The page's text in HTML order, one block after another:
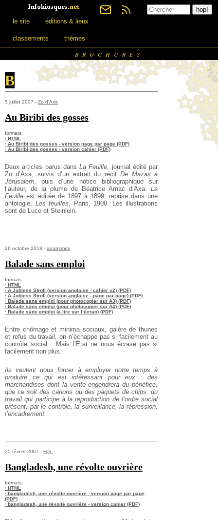
le site éditions & lieux
classements thèmes
BROCHURES
B
5 juillet 2007 - Zo d’Axa
Au Biribi des gosses
formats:
· HTML
· Au Biribi des gosses - version page par page (PDF)
· Au Biribi des gosses - version cahier (PDF)
Deux articles parus dans La Feuille, journal édité par
Zo d’Axa, suivis d’un extrait du récitDe Mazas à
Jérusalem, puis d’une notice bibliographique sur
l’auteur, de la plume de Béatrice Arnac d’Axa. La
Feuille est éditée de 1897 à 1899, reprise dans une
antologie, Les feuilles, Paris, 1900. Les illustrations
sont de Luce et Steinlein.
26 octobre 2018 - anonymes
Balade sans emploi
formats:
· HTML
· A Jobless Stroll (version anglaise - cahier x2) (PDF)
· A Jobless Stroll (version anglaise - page par page) (PDF)
· Balade sans emploi (pour photocopier sur A3) (PDF)
· Balade sans emploi (pour photocopier sur A4) (PDF)
· Balade sans emploi (à lire sur l’écran) (PDF)
Entre chômage et minima sociaux, galère de thunes
et refus du travail, on n’échappe pas si facilement au
contrôle social... Mais l’État ne nous écrase pas si
facilement non plus.
Ils veulent nous forcer à employer notre temps à
produire ce qui est intéressant pour eux : des
marchandises dont la vente engendrera du bénéfice,
que ce soit des canons ou des paquets de chips, du
travail qui participe à la reproduction de l’ordre social
présent, par le contrôle, la surveillance, la répression,
l’encadrement.
25 février 2007 - H.S.
Bangladesh, une révolte ouvrière
formats:
· HTML
· bangladesh, une révolte ouvrière - version page par page
(PDF)
· bangladesh, une révolte ouvrière - version cahier (PDF)